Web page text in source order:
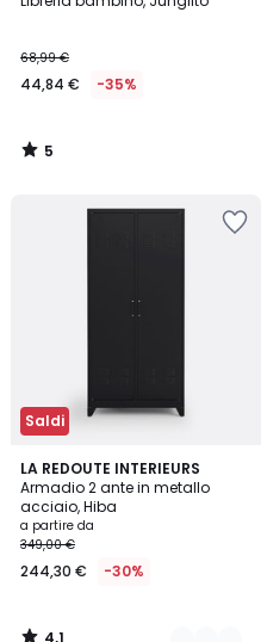
68,99 €
44,84 € -35%
5
/
Saldi
LA REDOUTE INTERIEURS
Armadio 2 ante in metallo
acciaio, Hiba
a partire da
349,00 €
244,30 € -30%
4,1
/ 5
6
Colori
4,1